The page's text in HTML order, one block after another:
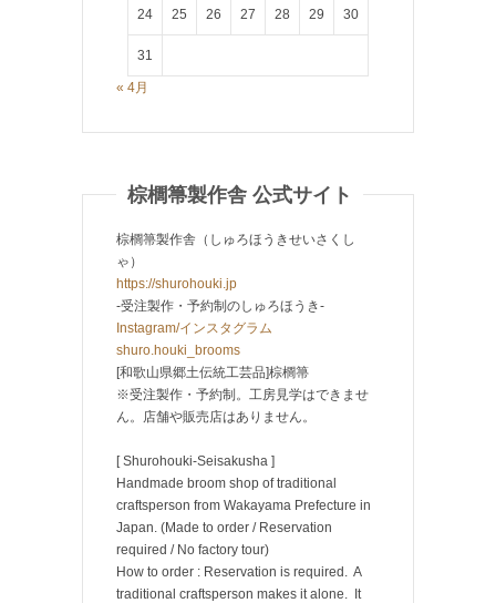
24 25 26 27 28 29 30
31
« 4月
棕櫚箒製作舎 公式サイト
棕櫚箒製作舎（しゅろほうきせいさくし
ゃ）
https://shurohouki.jp
-受注製作・予約制のしゅろほうき-
Instagram/インスタグラム
shuro.houki_brooms
[和歌山県郷土伝統工芸品]棕櫚箒
※受注製作・予約制。工房見学はできませ
ん。店舗や販売店はありません。
[ Shurohouki-Seisakusha ]
Handmade broom shop of traditional
craftsperson from Wakayama Prefecture in
Japan. (Made to order / Reservation
required / No factory tour)
How to order : Reservation is required. A
traditional craftsperson makes it alone. It